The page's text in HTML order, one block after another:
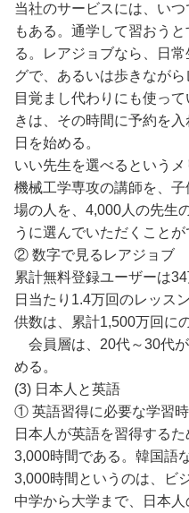
当社のサービスには、い
もある。通学して習おう
る。レアジョブなら、日
グで、あるいは歩きながら
目覚まし代わりにも使っ
きは、その時間に予約を
日を始める。
いい先生を選べるという
機械工学専攻の講師を、
場の人を、4,000人の先生
うに選んでいただくことが
② 数字で見るレアジョブ
累計無料登録ユーザーは
日当たり1.4万回のレッス
供数は、累計1,500万回に
会員層は、20代～30代
める。
(3) 日本人と英語
① 英語習得に必要な学習
日本人が英語を習得する
3,000時間である。韓国語
3,000時間というのは、ビ
中学から大学まで、日本人